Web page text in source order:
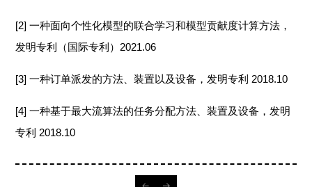
[2] 一种面向个性化模型的联合学习和模型贡献度计算方法 ，
发明专利
（国际专利） 2021.06
[3] 一种订单派发的方法、装置以及设备 ， 发明专利 2018.10
[4] 一种基于最大流算法的任务分配方法、装置及设备 ， 发明
专利 2018.10